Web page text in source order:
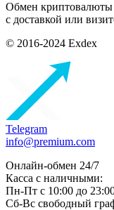
Обмен
с доставкой или
© 2016-2024 Exdex
Telegram
info@premium.com
Онлайн-обмен 24/7
Касса с наличными:
Пн-Пт с 10:00 до
Сб-Вс свободный